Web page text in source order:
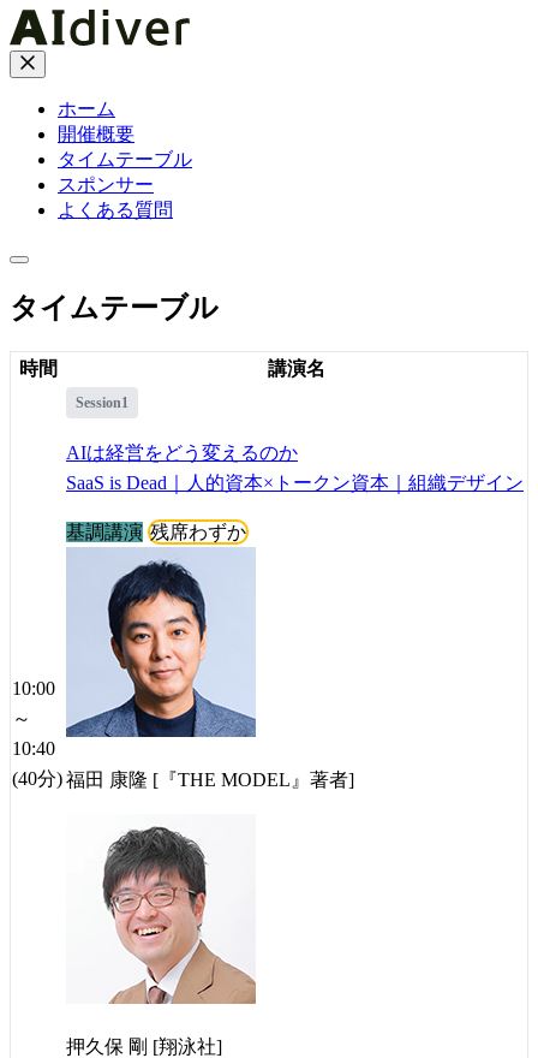
ホーム
開催概要
タイムテーブル
スポンサー
よくある質問
タイムテーブル
時間 講演名
10:00
～
10:40
(40分)
Session1
AIは経営をどう変えるのか
SaaS is Dead｜人的資本×トークン資本｜組織デザイン
基調講演 残席わずか
福田 康隆 [『THE MODEL』著者]
押久保 剛 [翔泳社]